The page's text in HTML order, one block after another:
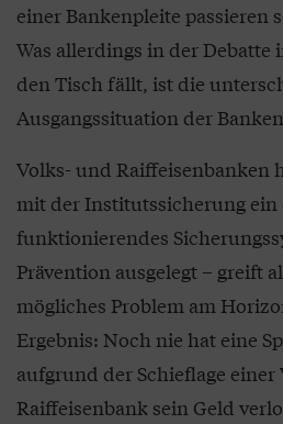
einer Bankenpleite passieren
Was allerdings in der
den Tisch fällt, ist die
Ausgangssituation der
Volks- und Raiffeisenbanken
mit der Institutssicherung ein
funktionierendes
Prävention ausgelegt – greift
mögliches Problem am
Ergebnis: Noch nie hat eine
aufgrund der Schieflage einer
Raiffeisenbank sein Geld